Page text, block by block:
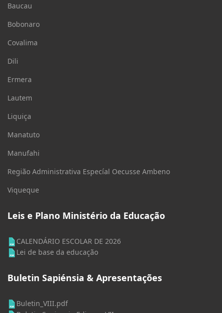
Baucau
Bobonaro
Covalima
Dili
Ermera
Lautem
Liquiça
Manatuto
Manufahi
Região Administrativa Especíal Oecusse Ambeno
Viqueque
Leis e Plano Ministério da Educação
CALENDÁRIO ESCOLAR DE 2026
Lei de base da educação
Buletin Sapiénsia & Apresentações
Buletin_VIII.pdf